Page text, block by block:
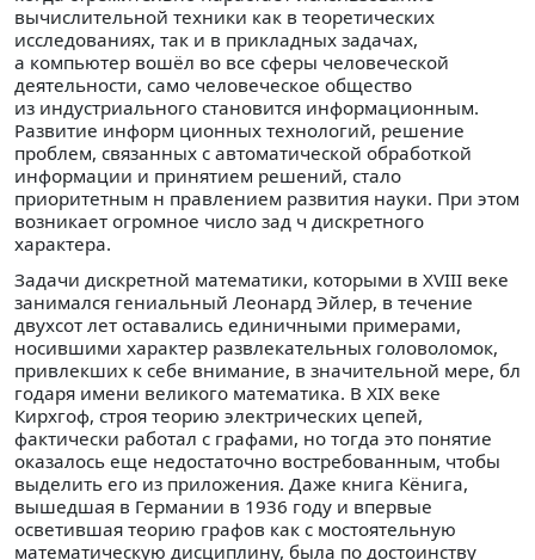
вычислительной техники как в теоретических
исследованиях, так и в прикладных задачах,
а компьютер вошёл во все сферы человеческой
деятельности, само человеческое общество
из индустриального становится информационным.
Развитие информ ционных технологий, решение
проблем, связанных с автоматической обработкой
информации и принятием решений, стало
приоритетным н правлением развития науки. При этом
возникает огромное число зад ч дискретного
характера.
Задачи дискретной математики, которыми в XVIII веке
занимался гениальный Леонард Эйлер, в течение
двухсот лет оставались единичными примерами,
носившими характер развлекательных головоломок,
привлекших к себе внимание, в значительной мере, бл
годаря имени великого математика. В XIX веке
Кирхгоф, строя теорию электрических цепей,
фактически работал с графами, но тогда это понятие
оказалось еще недостаточно востребованным, чтобы
выделить его из приложения. Даже книга Кёнига,
вышедшая в Германии в 1936 году и впервые
осветившая теорию графов как с мостоятельную
математическую дисциплину, была по достоинству